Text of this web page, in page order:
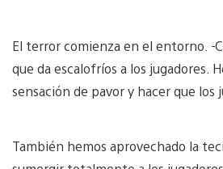
El terror comienza en el entorno.
que da escalofríos a los jugadores.
sensación de pavor y hacer que los
También hemos aprovechado la